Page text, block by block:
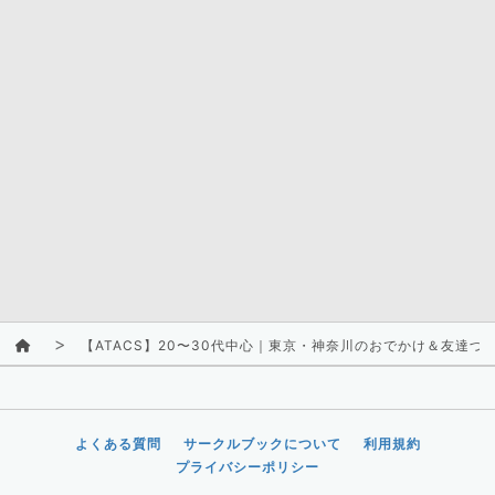
【ATACS】20〜30代中心｜東京・神奈川のおでかけ＆友達づ
よくある質問 サークルブックについて
利用規約
プライバシーポリシー